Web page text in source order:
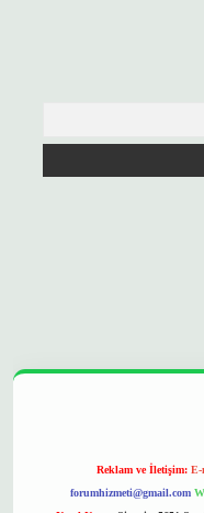
Reklam ve İletişim: E-
forumhizmeti@gmail.com